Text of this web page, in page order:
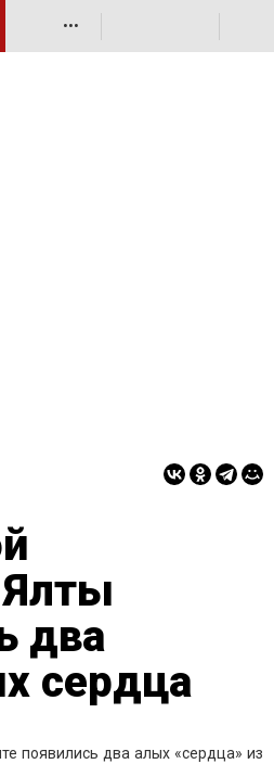
•••
два
сердца
появились два алых «сердца» из